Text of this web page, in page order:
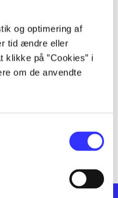
og optimering af
tid ændre eller
på ”Cookies” i
om de anvendte